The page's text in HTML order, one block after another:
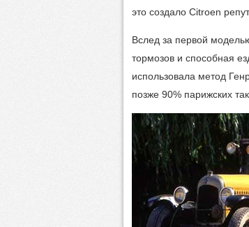
это создало Citroen
Вслед за первой
тормозов и способная
использовала метод
позже 90% парижских